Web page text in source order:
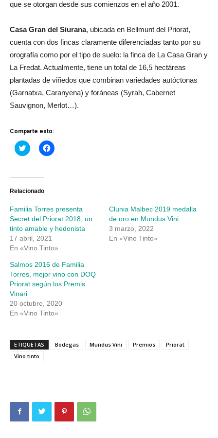
que se otorgan desde sus comienzos en el año 2001.
Casa Gran del Siurana, ubicada en Bellmunt del Priorat,
cuenta con dos fincas claramente diferenciadas tanto por su
orografía como por el tipo de suelo: la finca de La Casa Gran y
La Fredat. Actualmente, tiene un total de 16,5 hectáreas
plantadas de viñedos que combinan variedades autóctonas
(Garnatxa, Caranyena) y foráneas (Syrah, Cabernet
Sauvignon, Merlot…).
Comparte esto:
Haz
clic
Twitter
abre
ventana
nueva)
Haz
clic
ventana
nueva)
Relacionado
Familia Torres presenta
Secret del Priorat 2018, un
tinto amable y hedonista
17 abril, 2021
En «Vino Tinto»
Clunia Malbec 2019 medalla
de oro en Mundus Vini
3 marzo, 2022
En «Vino Tinto»
Salmos 2016 de Familia
Torres, mejor vino con DOQ
Priorat según los Premis
Vinari
20 octubre, 2020
En «Vino Tinto»
ETIQUETAS Bodegas Mundus Vini Premios
Priorat
Vino tinto